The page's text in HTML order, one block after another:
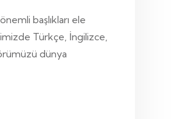
başlıkları ele
Türkçe, İngilizce,
dünya